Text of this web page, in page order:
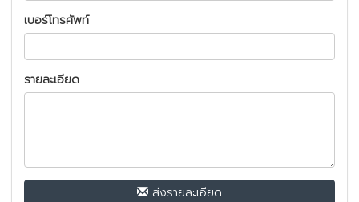
เบอร์โทรศัพท์
รายละเอียด
ส่งรายละเอียด